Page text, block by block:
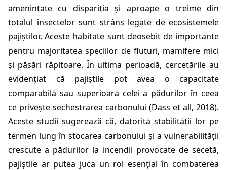
amenințate cu dispariția și aproape o treime din
totalul insectelor sunt strâns legate de ecosistemele
pajiștilor. Aceste habitate sunt deosebit de importante
pentru majoritatea speciilor de fluturi, mamifere mici
și păsări răpitoare. În ultima perioadă, cercetările au
evidențiat că pajiștile pot avea o capacitate
comparabilă sau superioară celei a pădurilor în ceea
ce privește sechestrarea carbonului (Dass et all, 2018).
Aceste studii sugerează că, datorită stabilității lor pe
termen lung în stocarea carbonului și a vulnerabilității
crescute a pădurilor la incendii provocate de secetă,
pajiștile ar putea juca un rol esențial în combaterea